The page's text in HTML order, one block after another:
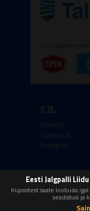
EJL
Kontakt
Facebook
Instagram
Kőik őigused
Liit
Eesti Jalgpalli
Küpsistest saate loobuda
seadistusi ja